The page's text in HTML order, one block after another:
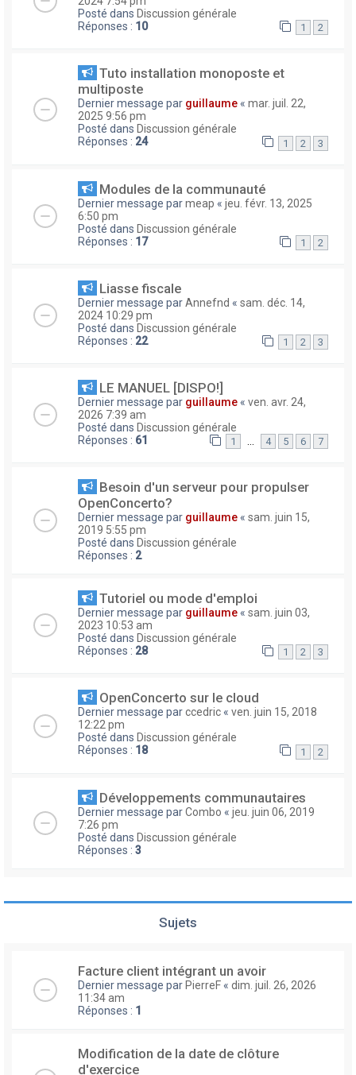
Posté dans Discussion générale
Réponses : 10 1 2
Tuto installation monoposte et
multiposte
Dernier message par guillaume « mar. juil. 22,
2025 9:56 pm
Posté dans Discussion générale
Réponses : 24 1 2 3
Modules de la communauté
Dernier message parmeap « jeu. févr. 13, 2025
6:50 pm
Posté dans Discussion générale
Réponses : 17 1 2
Liasse fiscale
Dernier message parAnnefnd « sam. déc. 14,
2024 10:29 pm
Posté dans Discussion générale
Réponses : 22 1 2 3
LE MANUEL [DISPO!]
Dernier message par guillaume « ven. avr. 24,
2026 7:39 am
Posté dans Discussion générale
Réponses : 61 1 … 4 5 6 7
Besoin d'un serveur pour propulser
OpenConcerto?
Dernier message par guillaume « sam. juin 15,
2019 5:55 pm
Posté dans Discussion générale
Réponses : 2
Tutoriel ou mode d'emploi
Dernier message par guillaume « sam. juin 03,
2023 10:53 am
Posté dans Discussion générale
Réponses : 28 1 2 3
OpenConcerto sur le cloud
Dernier message parccedric « ven. juin 15, 2018
12:22 pm
Posté dans Discussion générale
Réponses : 18 1 2
Développements communautaires
Dernier message parCombo « jeu. juin 06, 2019
7:26 pm
Posté dans Discussion générale
Réponses : 3
Sujets
Facture client intégrant un avoir
Dernier message parPierreF « dim. juil. 26, 2026
11:34 am
Réponses : 1
Modification de la date de clôture
d'exercice